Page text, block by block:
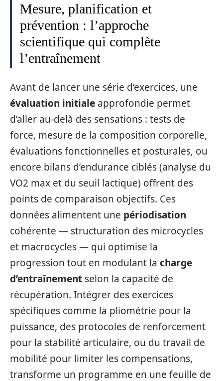
Mesure, planification et
prévention : l’approche
scientifique qui complète
l’entraînement
Avant de lancer une série d’exercices, une
évaluation initiale approfondie permet
d’aller au-delà des sensations : tests de
force, mesure de la composition corporelle,
évaluations fonctionnelles et posturales, ou
encore bilans d’endurance ciblés (analyse du
VO2 max et du seuil lactique) offrent des
points de comparaison objectifs. Ces
données alimentent une périodisation
cohérente — structuration des microcycles
et macrocycles — qui optimise la
progression tout en modulant la charge
d’entraînement selon la capacité de
récupération. Intégrer des exercices
spécifiques comme la pliométrie pour la
puissance, des protocoles de renforcement
pour la stabilité articulaire, ou du travail de
mobilité pour limiter les compensations,
transforme un programme en une feuille de